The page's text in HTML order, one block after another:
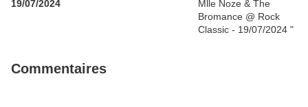
19/07/2024
Commentaires